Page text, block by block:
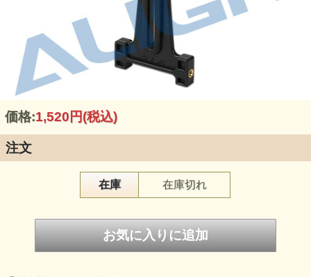
価格:1,520円(税込)
注文
在庫 在庫切れ